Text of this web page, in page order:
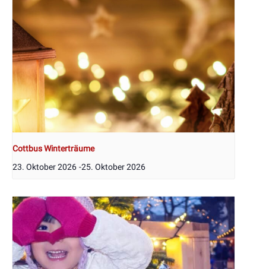
Cottbus Winterträume
23. Oktober 2026 -25. Oktober 2026